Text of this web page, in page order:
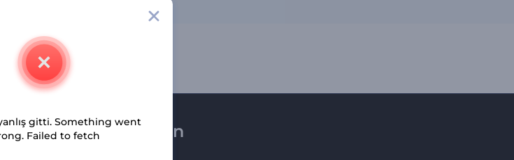
bültenine üye olun
gitti. Something went
Failed to fetch